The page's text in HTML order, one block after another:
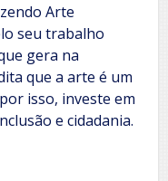
Arte
seu trabalho
gera na
que a arte é um
isso, investe em
e cidadania.